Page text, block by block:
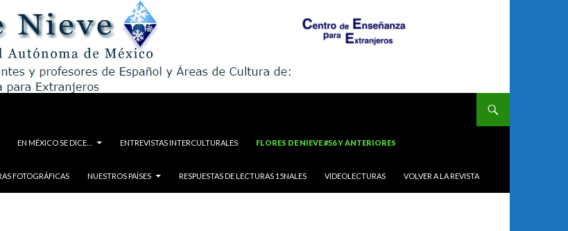
EN MÉXICO SE DICE… ENTREVISTAS INTERCULTURALES FLORES DE NIEVE #56 Y ANTERIORES
FOTOGRÁFICAS NUESTROS PAÍSES RESPUESTAS DE LECTURAS 15NALES VIDEOLECTURAS VOLVER A LA REVISTA